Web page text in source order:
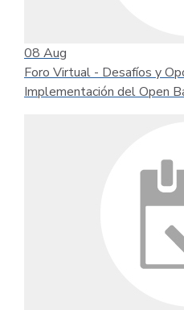
08 Aug
Foro Virtual - Desafíos y
Implementación del Open